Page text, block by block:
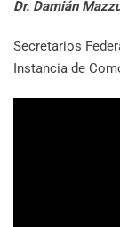
Dr. Damián
Secretarios
Instancia de